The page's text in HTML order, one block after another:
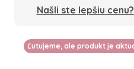
Našli ste lepšiu
Ľutujeme, ale produkt je